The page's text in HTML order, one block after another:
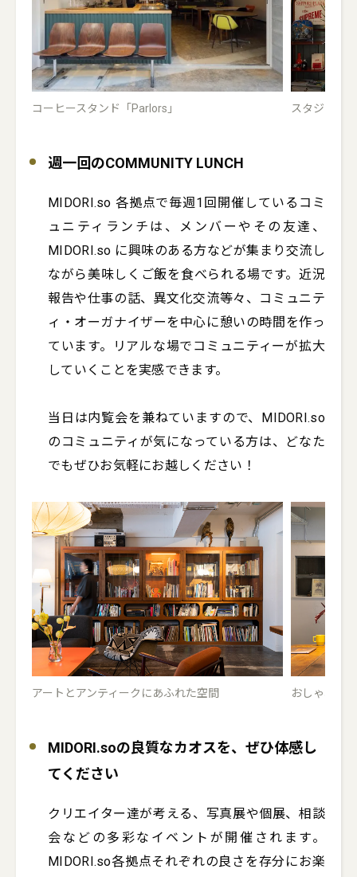
コーヒースタンド「Parlors」 スタジオ「
週一回のCOMMUNITY LUNCH
MIDORI.so 各拠点で毎週1回開催しているコミ
ュニティランチは、メンバーやその友達、
MIDORI.so に興味のある方などが集まり交流し
ながら美味しくご飯を食べられる場です。近況
報告や仕事の話、異文化交流等々、コミュニテ
ィ・オーガナイザーを中心に憩いの時間を作っ
ています。リアルな場でコミュニティーが拡大
していくことを実感できます。
当日は内覧会を兼ねていますので、MIDORI.so
のコミュニティが気になっている方は、どなた
でもぜひお気軽にお越しください！
アートとアンティークにあふれた空間 おしゃれな
MIDORI.soの良質なカオスを、ぜひ体感し
てください
クリエイター達が考える、写真展や個展、相談
会などの多彩なイベントが開催されます。
MIDORI.so各拠点それぞれの良さを存分にお楽